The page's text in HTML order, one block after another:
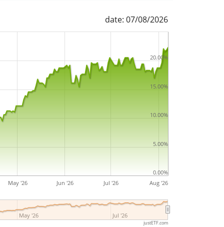
date: 07/08/2026
May '26 Jun '26 Jul '26 Aug '26
May '26 Jul '26
0.00%
5.00%
10.00%
15.00%
20.00%
justETF.com